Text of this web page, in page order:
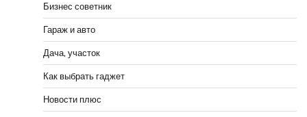
Бизнес советник
Гараж и авто
Дача, участок
Как выбрать гаджет
Новости плюс